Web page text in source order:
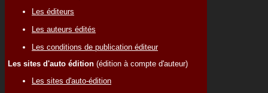
Les éditeurs
Les auteurs édités
Les conditions de publication éditeur
Les sites d'auto édition (édition à compte d'auteur)
Les sites d'auto-édition